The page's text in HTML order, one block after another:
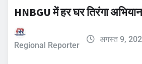
HNBGU में हर घर तिरंगा
Regional Reporter
अगस्त 9,